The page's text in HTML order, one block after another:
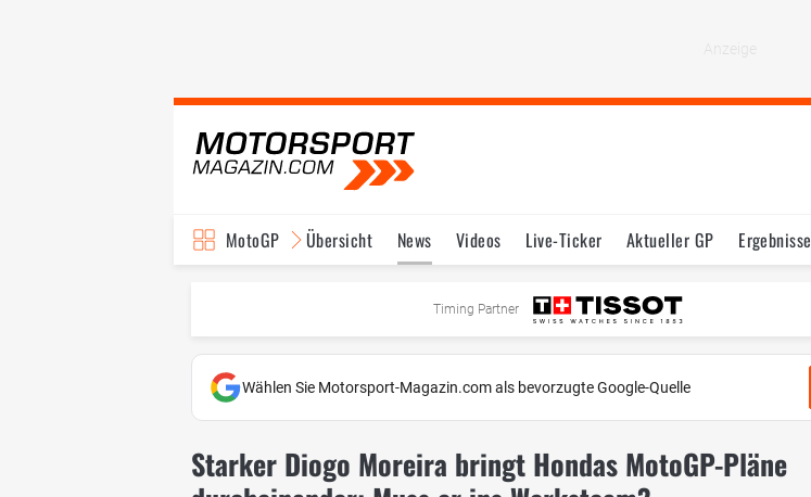
MotoGP Übersicht News Videos Live-Ticker Aktueller GP Ergebnisse
Testfahrten Reglement
Timing Partner
Wählen Sie Motorsport-Magazin.com als bevorzugte Google-Quelle
Starker Diogo Moreira bringt Hondas MotoGP-Pläne